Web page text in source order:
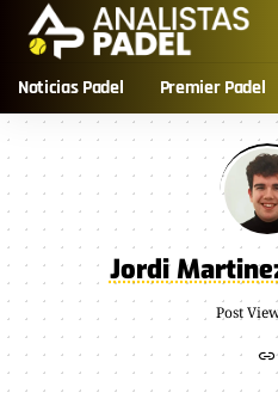
Noticias Padel Premier Padel
Jordi
Post